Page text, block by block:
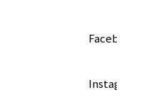
Facebook
Instagram